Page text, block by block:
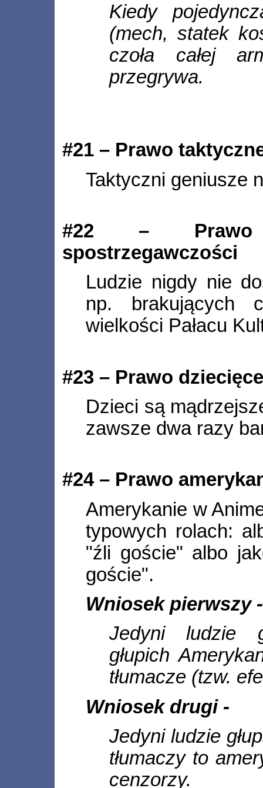
Kiedy
(mech, statek
czoła całej
przegrywa.
#21 – Prawo
Taktyczni geniusze
#22 – Prawo
spostrzegawczości
Ludzie nigdy nie
np. brakujących
wielkości Pałacu
#23 – Prawo
Dzieci są
zawsze dwa razy
#24 – Prawo
Amerykanie w
typowych rolach:
"źli goście" albo
goście".
Wniosek pierwszy -
Jedyni ludzie
głupich
tłumacze (tzw.
Wniosek drugi -
Jedyni ludzie
tłumaczy to
cenzorzy.